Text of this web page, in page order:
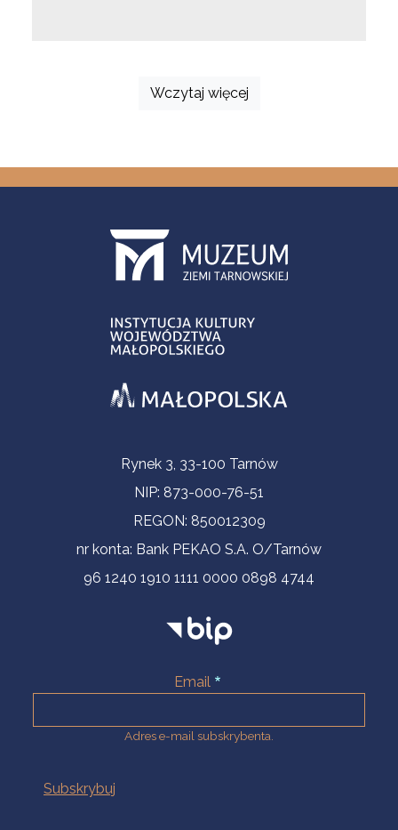
Wczytaj więcej
Informacje kontaktoweRynek 3, 33-100 Tarnów
NIP: 873-000-76-51
REGON: 850012309
nr konta: Bank PEKAO S.A. O/Tarnów
96 1240 1910 1111 0000 0898 4744
Email
Adres e-mail subskrybenta.